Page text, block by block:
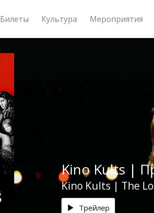
Билеты Культура Мероприятия
Kino Kults |
Kino Kults | The
Трейлер